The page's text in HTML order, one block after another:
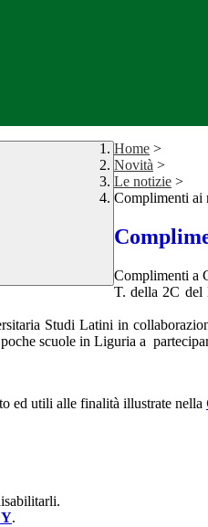
Home >
Novità >
Le notizie >
Complimenti ai
Complimenti a
T. della 2C del
Studi Latini in
scuole in Liguria a
ed utili alle finalità illustrate nella
.